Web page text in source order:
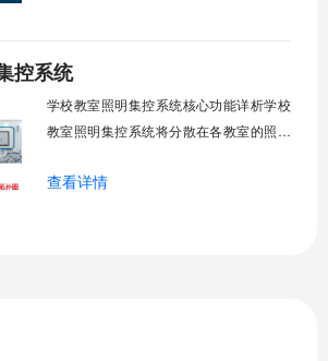
警。管理人员通过平台统一管控，减少人
工巡检工作量，延长设备使用寿命，节约
控系统
学校教室照明集控系统核心功能详析学校
教室照明集控系统将分散在各教室的照明
关、按需调光、定时策略、能耗监测、故
查看详情